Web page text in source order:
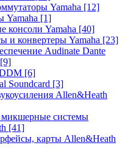
Yamaha [12]
Yamaha [1]
консоли Yamaha [40]
и конвертеры Yamaha [23]
Audinate Dante
[9]
[6]
Soundcard [3]
Allen&Heath
системы
[41]
карты Allen&Heath